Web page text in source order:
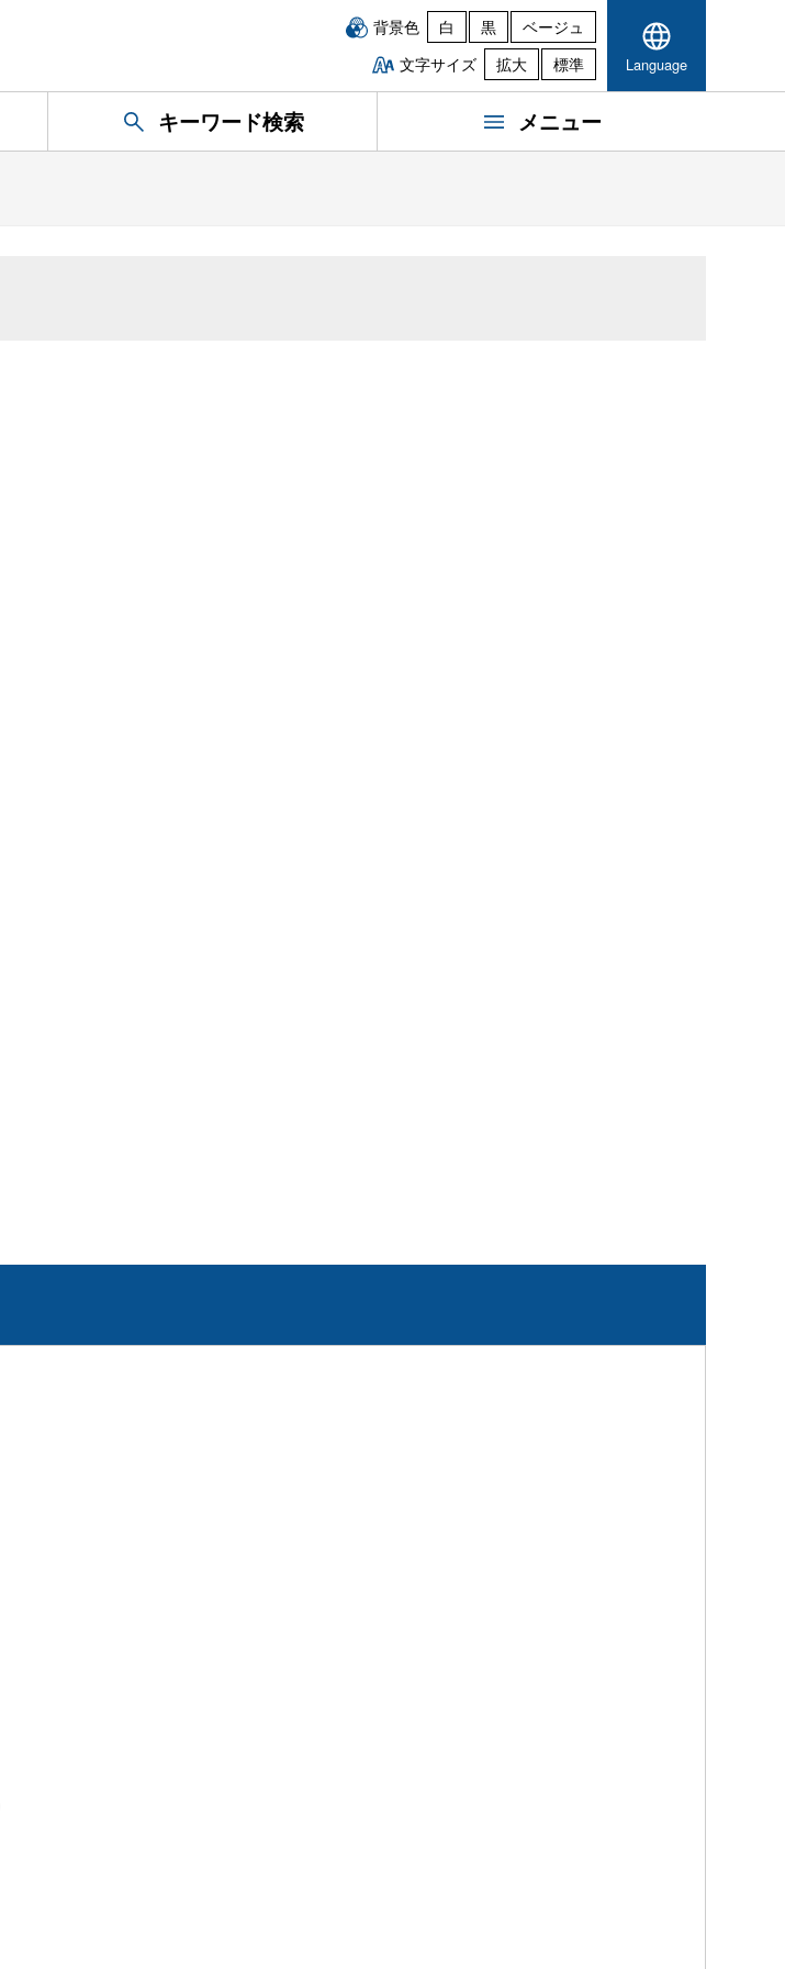
背景色 白 黒
ベージュ
文字サイズ
拡大 標準 Language
キーワード検索 メニュー